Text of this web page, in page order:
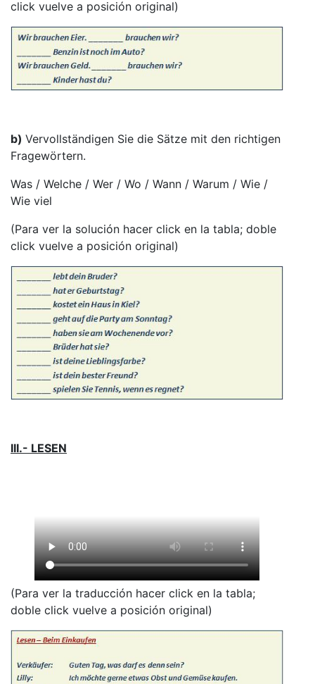
click vuelve a posición original)
b) Vervollständigen Sie die Sätze mit den richtigen
Fragewörtern.
Was / Welche / Wer / Wo / Wann / Warum / Wie /
Wie viel
(Para ver la solución hacer click en la tabla; doble
click vuelve a posición original)
III.- LESEN
(Para ver la traducción hacer click en la tabla;
doble click vuelve a posición original)